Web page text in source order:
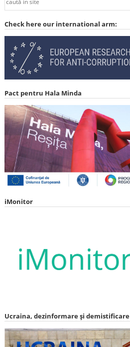
Check here our international arm:
Pact pentru Hala Minda
iMonitor
Ucraina, dezinformare și demistificare